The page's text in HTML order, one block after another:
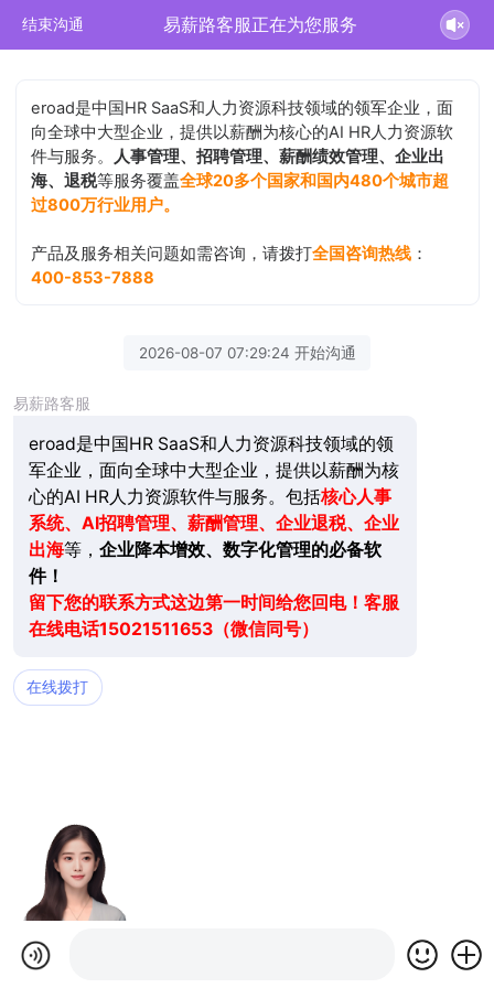
结束沟通 易薪路客服正在为您服务
eroad是中国HR SaaS和人力资源科技领域的领军企业，面
向全球中大型企业，提供以薪酬为核心的AI HR人力资源软
件与服务。
人事管理、招聘管理、薪酬绩效管理、企业出
海、退税等服务覆盖全球20多个国家和国内480个城市超
过800万行业用户。
产品及服务相关问题如需咨询，请拨打全国咨询热线 ：
400-853-7888
2026-08-07 07:29:24 开始沟通
易薪路客服
eroad是中国HR SaaS和人力资源科技领域的领
军企业，面向全球中大型企业，提供以薪酬为核
心的AI HR人力资源软件与服务。包括核心人事
系统、AI招聘管理、薪酬管理、企业退税、企业
出海等， 企业降本增效、数字化管理的必备软
件！
留下您的联系方式这边第一时间给您回电！客服
在线电话15021511653（微信同号）
在线拨打